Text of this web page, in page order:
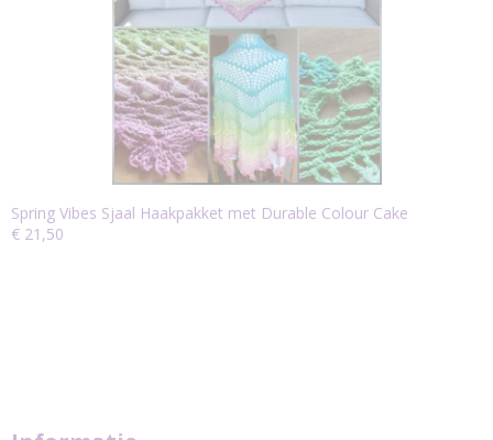
Spring Vibes Sjaal Haakpakket met Durable Colour Cake
€ 21,50